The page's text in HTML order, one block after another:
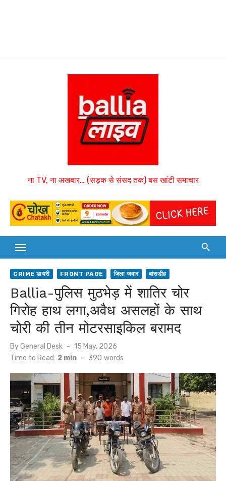
ना TV, ना अखबार… (सड़क से संसद तक) बस खांटी समाचार
CRIME डायरी FRONT PAGE जिला जवार बांसडीह
Ballia-पुलिस मुठभेड़ में शातिर चोर
गिरोह हाथ लगा,अवैध असलहों के साथ
चोरी की तीन मोटरसाइकिल बरामद
ByGeneral Desk
Posted
on
15 May, 2026
Time to Read: 2 min - 390 words